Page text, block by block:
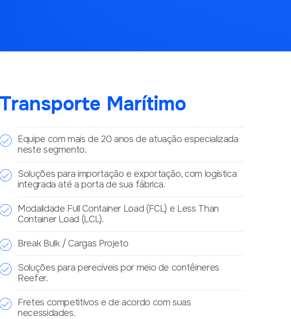
Transporte Marítimo
Equipe com mais de 20 anos de atuação especializada
neste segmento.
Soluções para importação e exportação, com logística
integrada até a porta de sua fábrica.
Modalidade Full Container Load (FCL) e Less Than
Container Load (LCL).
Break Bulk / Cargas Projeto
Soluções para perecíveis por meio de contêineres
Reefer.
Fretes competitivos e de acordo com suas
necessidades.